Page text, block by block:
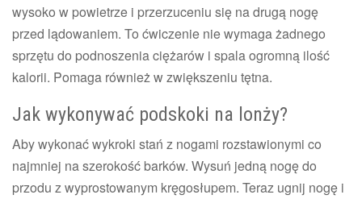
wysoko w powietrze i przerzuceniu się na drugą nogę
przed lądowaniem. To ćwiczenie nie wymaga żadnego
sprzętu do podnoszenia ciężarów i spala ogromną ilość
kalorii. Pomaga również w zwiększeniu tętna.
Jak wykonywać podskoki na lonży?
Aby wykonać wykroki stań z nogami rozstawionymi co
najmniej na szerokość barków. Wysuń jedną nogę do
przodu z wyprostowanym kręgosłupem. Teraz ugnij nogę i